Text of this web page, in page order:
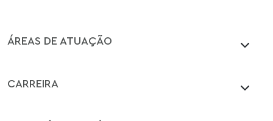
ÁREAS DE ATUAÇÃO
CARREIRA